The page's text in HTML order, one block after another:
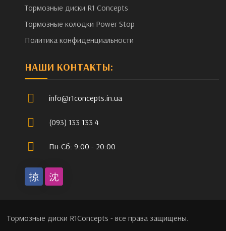
Тормозные диски R1 Concepts
Тормозные колодки Power Stop
Политика конфиденциальности
НАШИ КОНТАКТЫ:
info@r1concepts.in.ua
(093) 133 133 4
Пн-Сб: 9:00 - 20:00
Тормозные диски R1Concepts - все права защищены.